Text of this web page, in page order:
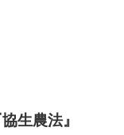
生農法』